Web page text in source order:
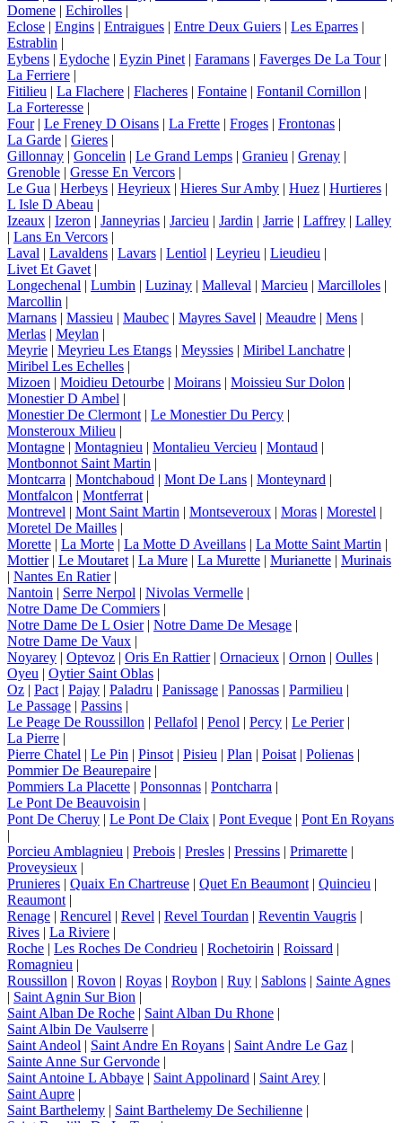
Domene | Echirolles |
Eclose | Engins | Entraigues | Entre Deux Guiers | Les Eparres |
Estrablin |
Eybens | Eydoche | Eyzin Pinet | Faramans | Faverges De La Tour |
La Ferriere |
Fitilieu | La Flachere | Flacheres | Fontaine | Fontanil Cornillon |
La Forteresse |
Four | Le Freney D Oisans | La Frette | Froges | Frontonas |
La Garde | Gieres |
Gillonnay | Goncelin | Le Grand Lemps | Granieu | Grenay |
Grenoble | Gresse En Vercors |
Le Gua | Herbeys | Heyrieux | Hieres Sur Amby | Huez | Hurtieres |
L Isle D Abeau |
Izeaux | Izeron | Janneyrias | Jarcieu | Jardin | Jarrie | Laffrey | Lalley
| Lans En Vercors |
Laval | Lavaldens | Lavars | Lentiol | Leyrieu | Lieudieu |
Livet Et Gavet |
Longechenal | Lumbin | Luzinay | Malleval | Marcieu | Marcilloles |
Marcollin |
Marnans | Massieu | Maubec | Mayres Savel | Meaudre | Mens |
Merlas | Meylan |
Meyrie | Meyrieu Les Etangs | Meyssies | Miribel Lanchatre |
Miribel Les Echelles |
Mizoen | Moidieu Detourbe | Moirans | Moissieu Sur Dolon |
Monestier D Ambel |
Monestier De Clermont | Le Monestier Du Percy |
Monsteroux Milieu |
Montagne | Montagnieu | Montalieu Vercieu | Montaud |
Montbonnot Saint Martin |
Montcarra | Montchaboud | Mont De Lans | Monteynard |
Montfalcon | Montferrat |
Montrevel | Mont Saint Martin | Montseveroux | Moras | Morestel |
Moretel De Mailles |
Morette | La Morte | La Motte D Aveillans | La Motte Saint Martin |
Mottier | Le Moutaret | La Mure | La Murette | Murianette | Murinais
| Nantes En Ratier |
Nantoin | Serre Nerpol | Nivolas Vermelle |
Notre Dame De Commiers |
Notre Dame De L Osier | Notre Dame De Mesage |
Notre Dame De Vaux |
Noyarey | Optevoz | Oris En Rattier | Ornacieux | Ornon | Oulles |
Oyeu | Oytier Saint Oblas |
Oz | Pact | Pajay | Paladru | Panissage | Panossas | Parmilieu |
Le Passage | Passins |
Le Peage De Roussillon | Pellafol | Penol | Percy | Le Perier |
La Pierre |
Pierre Chatel | Le Pin | Pinsot | Pisieu | Plan | Poisat | Polienas |
Pommier De Beaurepaire |
Pommiers La Placette | Ponsonnas | Pontcharra |
Le Pont De Beauvoisin |
Pont De Cheruy | Le Pont De Claix | Pont Eveque | Pont En Royans
|
Porcieu Amblagnieu | Prebois | Presles | Pressins | Primarette |
Proveysieux |
Prunieres | Quaix En Chartreuse | Quet En Beaumont | Quincieu |
Reaumont |
Renage | Rencurel | Revel | Revel Tourdan | Reventin Vaugris |
Rives | La Riviere |
Roche | Les Roches De Condrieu | Rochetoirin | Roissard |
Romagnieu |
Roussillon | Rovon | Royas | Roybon | Ruy | Sablons | Sainte Agnes
| Saint Agnin Sur Bion |
Saint Alban De Roche | Saint Alban Du Rhone |
Saint Albin De Vaulserre |
Saint Andeol | Saint Andre En Royans | Saint Andre Le Gaz |
Sainte Anne Sur Gervonde |
Saint Antoine L Abbaye | Saint Appolinard | Saint Arey |
Saint Aupre |
Saint Barthelemy | Saint Barthelemy De Sechilienne |